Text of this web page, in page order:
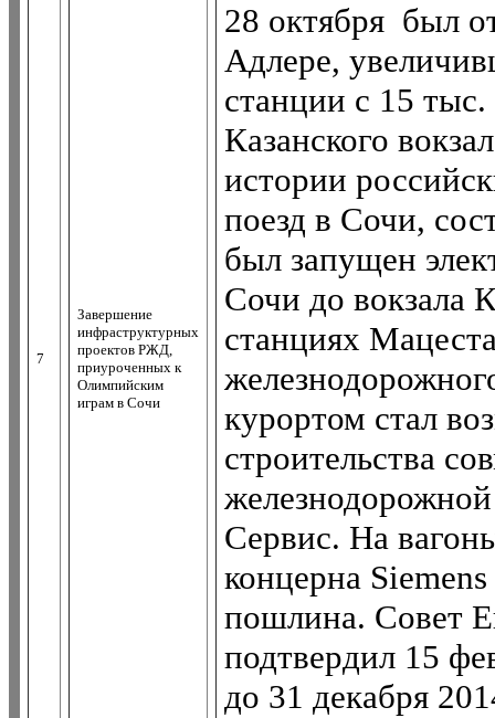
7
Завершение
инфраструктурных
проектов РЖД,
приуроченных к
Олимпийским
играм в Сочи
28 октября был
Адлере,
станции с 15
Казанского
истории
поезд в Сочи,
был запущен
Сочи до вокзала
станциях
курортом стал
строительства
Сервис. На
концерна
пошлина. Совет
подтвердил 15
до 31 декабря